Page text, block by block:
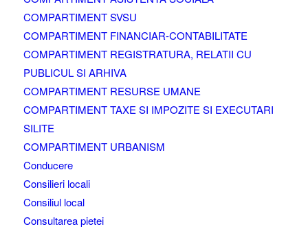
COMPARTIMENT SVSU
COMPARTIMENT FINANCIAR-CONTABILITATE
COMPARTIMENT REGISTRATURA, RELATII CU
PUBLICUL SI ARHIVA
COMPARTIMENT RESURSE UMANE
COMPARTIMENT TAXE SI IMPOZITE SI EXECUTARI
SILITE
COMPARTIMENT URBANISM
Conducere
Consilieri locali
Consiliul local
Consultarea pietei